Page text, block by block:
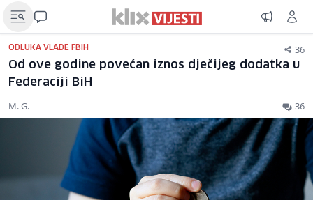
ODLUKA VLADE FBIH 36
Od ove godine povećan iznos dječijeg dodatka u
Federaciji BiH
M. G. 36